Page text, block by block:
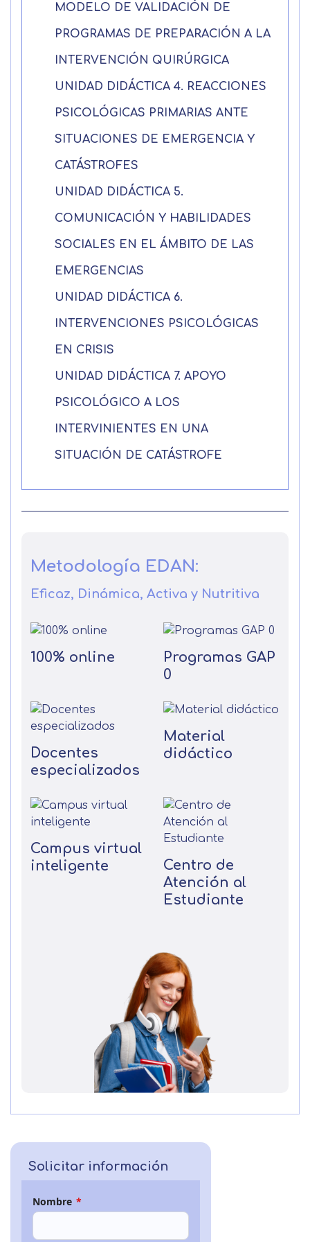
MODELO DE VALIDACIÓN DE
PROGRAMAS DE PREPARACIÓN A LA
INTERVENCIÓN QUIRÚRGICA
UNIDAD DIDÁCTICA 4. REACCIONES
PSICOLÓGICAS PRIMARIAS ANTE
SITUACIONES DE EMERGENCIA Y
CATÁSTROFES
UNIDAD DIDÁCTICA 5.
COMUNICACIÓN Y HABILIDADES
SOCIALES EN EL ÁMBITO DE LAS
EMERGENCIAS
UNIDAD DIDÁCTICA 6.
INTERVENCIONES PSICOLÓGICAS
EN CRISIS
UNIDAD DIDÁCTICA 7. APOYO
PSICOLÓGICO A LOS
INTERVINIENTES EN UNA
SITUACIÓN DE CATÁSTROFE
Metodología EDAN:
Eficaz, Dinámica, Activa y Nutritiva
100% online
Programas GAP
0
Docentes
especializados
Material
didáctico
Campus virtual
inteligente
Centro de
Atención al
Estudiante
Solicitar información
Nombre *